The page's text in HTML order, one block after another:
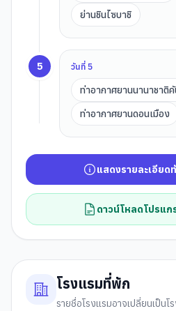
ย่านชินไซบาชิ
5 วันที่5
ท่าอากาศยานนานาชาติ
ท่าอากาศยานดอนเมือง
แสดงรายละเอียด
ดาวน์โหลดโปรแก
โรงแรมที่พัก
รายชื่อโรงแรมอาจเปลี่ยนเป็นโ